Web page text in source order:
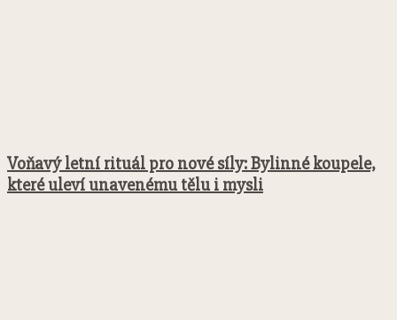
Voňavý letní rituál pro nové síly: Bylinné koupele,
které uleví unavenému tělu i mysli